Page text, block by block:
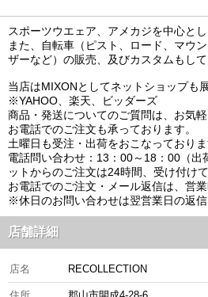
スポーツウエェア、アメカジを中心と
また、自転車（ピスト、ロード、マウ
ザーなど）の販売、及びカスタムもして
当店はMIXONとしてネットショップも
※YAHOO、楽天、ビッダーズ
商品・発送についてのご質問は、お気
お電話でのご注文も承っております。
土曜日も受注・出荷をおこなっておりま
電話問い合わせ：13：00～18：00（出
ットからのご注文は24時間、受け付けて
お電話でのご注文・メール返信は、営
※休日のお問い合わせは翌営業日の返
店舗詳細
店名 RECOLLECTION